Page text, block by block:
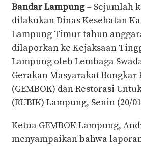
Bandar Lampung– Sejumlah
dilakukan Dinas Kesehatan
Lampung Timur tahun
dilaporkan ke Kejaksaan
Lampung oleh Lembaga
Gerakan Masyarakat Bongkar
(GEMBOK) dan Restorasi
(RUBIK) Lampung, Senin (20/
Ketua GEMBOK Lampung,
menyampaikan bahwa